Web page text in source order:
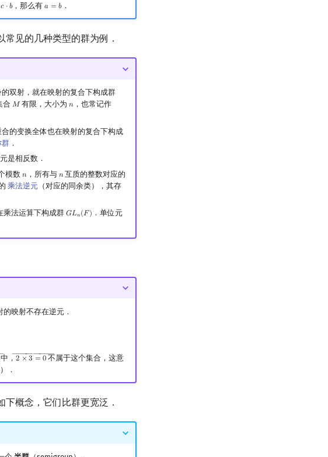
𝑐 ⋅𝑏，那么有𝑎 = 𝑏
a =b ．
见的几种类型的群为例．
双射，就在映射的复合下构成群
合 𝑀
M 有限，大小为𝑛
n，也常记作
的变换全体也在映射的复合下构成
群．
是相反数．
模数 𝑛
n，所有与 𝑛
n互质的整数对应的
乘法逆元 （对应的同余类），其存
法运算下构成群𝐺𝐿𝑛(𝐹)
GLn(F)
．单位元
映射不存在逆元．
中，――
2 ×――
3 =――
0
2 ―× 3― =0 ― 不属于这个集合，这意
．
概念，它们比群更宽泛．